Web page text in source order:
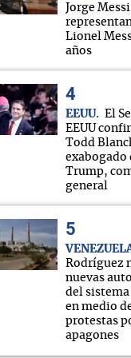
Jorge
Lionel
años
EEUU
El
EEUU
Todd
exabogado
Trump,
general
Rodríguez
nuevas
del
en medio
protestas
apagones